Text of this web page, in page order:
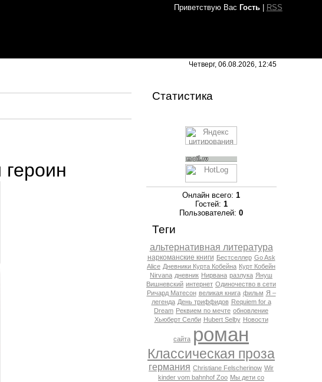
Приветствую Вас Гость| RSS
Четверг, 06.08.2026, 12:45
Статистика
Онлайн всего: 1
Гостей: 1
Пользователей: 0
Теги
альтернативная литература
наркоманские книги Бестселлер Go Ask
Alice Дневники Курта Кобейна Курт Кобейн
Nirvana дневник Нирвана разлука Януш
Вишневский интернет Одиночество в сети
Ричард Матесон великая книга фильм Я –
легенда День триффидов Requiem for a
Dream Реквием по мечте обновление
Хьюберт Селби Hubert Selby Новости
сайта роман
Классическая проза
германия Christiane Felscherinow Wir
kinder vom bahnhof Zoo Мы дети со